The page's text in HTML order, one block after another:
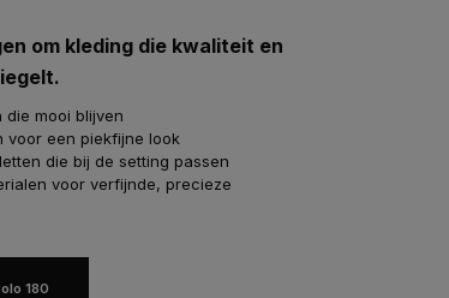
om kleding die kwaliteit en
mooi blijven
voor een piekfijne look
die bij de setting passen
voor verfijnde, precieze
180